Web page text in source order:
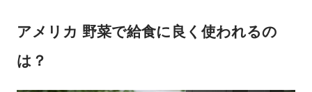
アメリカ 野菜で給食に良く使われるの
は？